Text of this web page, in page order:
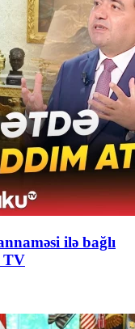
ilə bağlı
TV